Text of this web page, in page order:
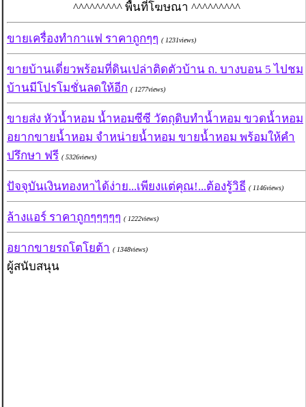
^^^^^^^^^ พื้นที่โฆษณา ^^^^^^^^^
ขายเครื่องทำกาแฟ ราคาถูกๆๆ ( 1231views)
ขายบ้านเดี่ยวพร้อมที่ดินเปล่าติดตัวบ้าน ถ. บางบอน 5 ไปชม
บ้านมีโปรโมชั่นลดให้อีก ( 1277views)
ขายส่ง หัวน้ำหอม น้ำหอมซีซี วัตถุดิบทำน้ำหอม ขวดน้ำหอม
อยากขายน้ำหอม จำหน่ายน้ำหอม ขายน้ำหอม พร้อมให้คำ
ปรึกษา ฟรี ( 5326views)
ปัจจุบันเงินทองหาได้ง่าย...เพียงแต่คุณ!...ต้องรู้วิธี ( 1146views)
ล้างแอร์ ราคาถูกๆๆๆๆๆ ( 1222views)
อยากขายรถโตโยต้า ( 1348views)
ผู้สนับสนุน